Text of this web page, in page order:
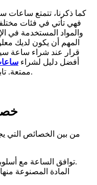
كما ذكرنا، تتمتع ساعات
فهي تأتي في فئات
والمواد المستخدمة في
المهم أن يكون لديك
قرار عند شراء ساعة
أفضل دليل لشراء
ممتعة. تابع معنا لقراءة المزيد حول هذا الموضوع.
من بين الخصائص التي
توافق الساعة مع أسلوبك والمكان الذي ستستخدمها فيه.
المادة المصنوعة